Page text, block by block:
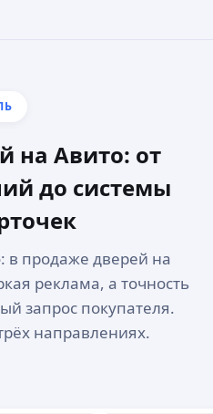
на Авито: от
до системы
в продаже дверей на
реклама, а точность
запрос покупателя.
направлениях.